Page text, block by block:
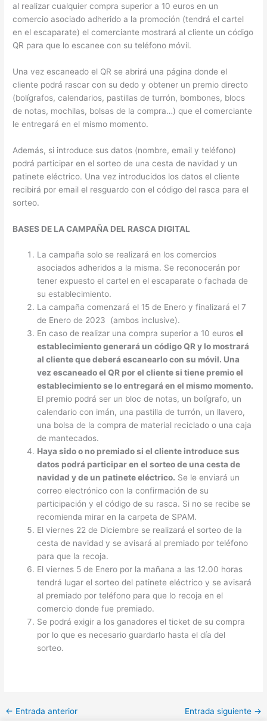
al realizar cualquier compra superior a 10 euros en un
comercio asociado adherido a la promoción (tendrá el cartel
en el escaparate) el comerciante mostrará al cliente un código
QR para que lo escanee con su teléfono móvil.
Una vez escaneado el QR se abrirá una página donde el
cliente podrá rascar con su dedo y obtener un premio directo
(bolígrafos, calendarios, pastillas de turrón, bombones, blocs
de notas, mochilas, bolsas de la compra…) que el comerciante
le entregará en el mismo momento.
Además, si introduce sus datos (nombre, email y teléfono)
podrá participar en el sorteo de una cesta de navidad y un
patinete eléctrico. Una vez introducidos los datos el cliente
recibirá por email el resguardo con el código del rasca para el
sorteo.
BASES DE LA CAMPAÑA DEL RASCA DIGITAL
La campaña solo se realizará en los comercios
asociados adheridos a la misma. Se reconocerán por
tener expuesto el cartel en el escaparate o fachada de
su establecimiento.
La campaña comenzará el 15 de Enero y finalizará el 7
de Enero de 2023 (ambos inclusive).
En caso de realizar una compra superior a 10 eurosel
establecimiento generará un código QR y lo mostrará
al cliente que deberá escanearlo con su móvil. Una
vez escaneado el QR por el cliente si tiene premio el
establecimiento se lo entregará en el mismo momento.
El premio podrá ser un bloc de notas, un bolígrafo, un
calendario con imán, una pastilla de turrón, un llavero,
una bolsa de la compra de material reciclado o una caja
de mantecados.
Haya sido o no premiado si el cliente introduce sus
datos podrá participar en el sorteo de una cesta de
navidad y de un patinete eléctrico. Se le enviará un
correo electrónico con la confirmación de su
participación y el código de su rasca. Si no se recibe se
recomienda mirar en la carpeta de SPAM.
El viernes 22 de Diciembre se realizará el sorteo de la
cesta de navidad y se avisará al premiado por teléfono
para que la recoja.
El viernes 5 de Enero por la mañana a las 12.00 horas
tendrá lugar el sorteo del patinete eléctrico y se avisará
al premiado por teléfono para que lo recoja en el
comercio donde fue premiado.
Se podrá exigir a los ganadores el ticket de su compra
por lo que es necesario guardarlo hasta el día del
sorteo.
← Entrada anterior Entrada siguiente →